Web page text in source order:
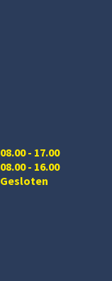
08.00 - 17.00
08.00 - 16.00
Gesloten